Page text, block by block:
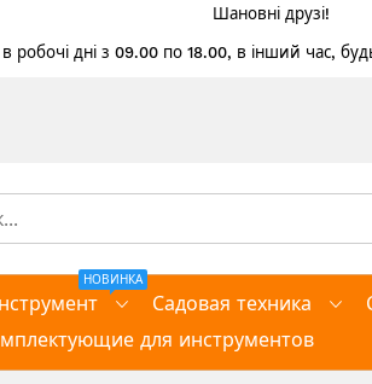
Шановні друзі!
робочі дні з 09.00 по 18.00, в інший час,
НОВИНКА
Садовая техника
для инструментов